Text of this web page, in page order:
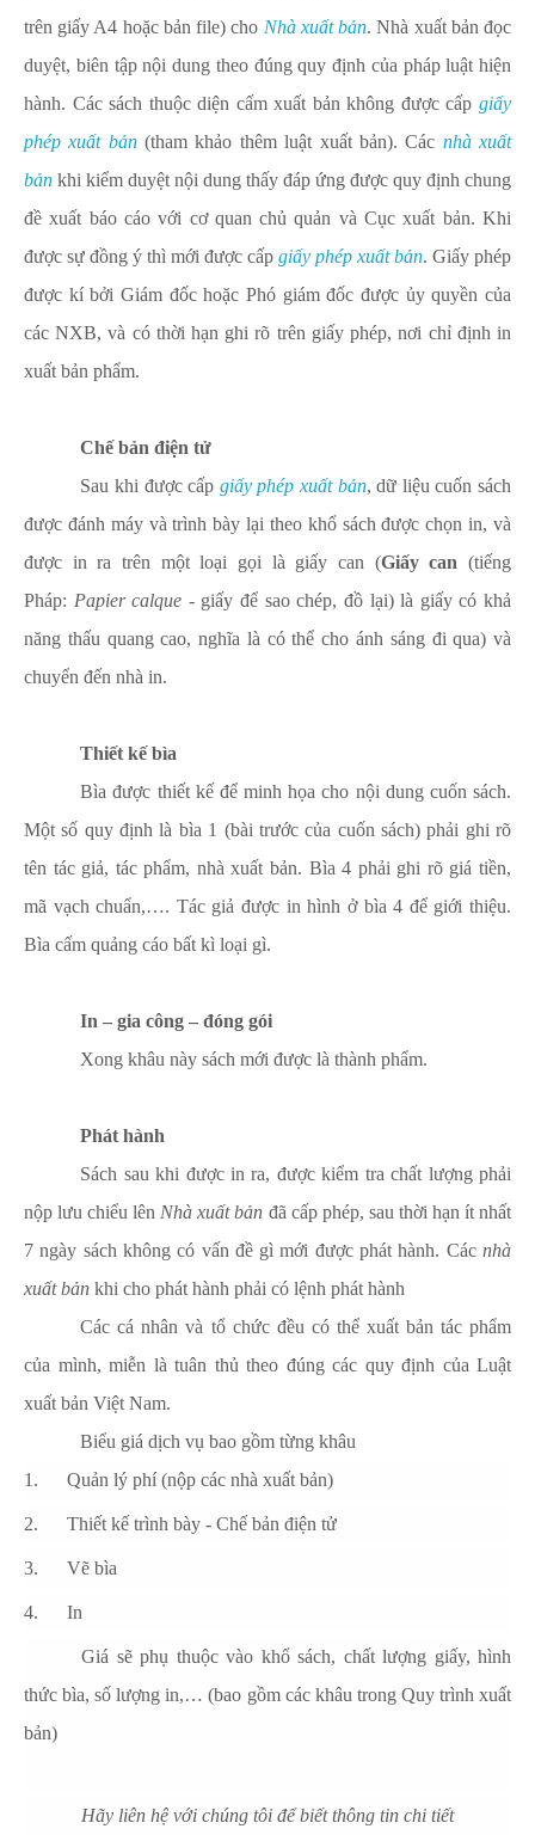
trên giấy A4 hoặc bản file) cho Nhà xuất bản. Nhà xuất bản đọc
duyệt, biên tập nội dung theo đúng quy định của pháp luật hiện
hành. Các sách thuộc diện cấm xuất bản không được cấp giấy
phép xuất bản(tham khảo thêm luật xuất bản). Các nhà xuất
bản khi kiểm duyệt nội dung thấy đáp ứng được quy định chung
đề xuất báo cáo với cơ quan chủ quản và Cục xuất bản. Khi
được sự đồng ý thì mới được cấp giấy phép xuất bản. Giấy phép
được kí bởi Giám đốc hoặc Phó giám đốc được ủy quyền của
các NXB, và có thời hạn ghi rõ trên giấy phép, nơi chỉ định in
xuất bản phẩm.
Chế bản điện tử
Sau khi được cấp giấy phép xuất bản, dữ liệu cuốn sách
được đánh máy và trình bày lại theo khổ sách được chọn in, và
được in ra trên một loại gọi là giấy can (Giấy can (tiếng
Pháp: Papier calque - giấy để sao chép, đồ lại) là giấycó khả
năng thấu quang cao, nghĩa là có thể cho ánh sáng đi qua) và
chuyển đến nhà in.
Thiết kế bìa
Bìa được thiết kế để minh họa cho nội dung cuốn sách.
Một số quy định là bìa 1 (bài trước của cuốn sách) phải ghi rõ
tên tác giả, tác phẩm, nhà xuất bản. Bìa 4 phải ghi rõ giá tiền,
mã vạch chuẩn,…. Tác giả được in hình ở bìa 4 để giới thiệu.
Bìa cấm quảng cáo bất kì loại gì.
In – gia công – đóng gói
Xong khâu này sách mới được là thành phẩm.
Phát hành
Sách sau khi được in ra, được kiểm tra chất lượng phải
nộp lưu chiểu lên Nhà xuất bản đã cấp phép, sau thời hạn ít nhất
7 ngày sách không có vấn đề gì mới được phát hành. Các nhà
xuất bản khi cho phát hành phải có lệnh phát hành
Các cá nhân và tổ chức đều có thể xuất bản tác phẩm
của mình, miễn là tuân thủ theo đúng các quy định của Luật
xuất bản Việt Nam.
Biểu giá dịch vụ bao gồm từng khâu
1. Quản lý phí (nộp các nhà xuất bản)
2. Thiết kế trình bày - Chế bản điện tử
3. Vẽ bìa
4. In
Giá sẽ phụ thuộc vào khổ sách, chất lượng giấy, hình
thức bìa, số lượng in,… (bao gồm các khâu trong Quy trình xuất
bản)
Hãy liên hệ với chúng tôi để biết thông tin chi tiết